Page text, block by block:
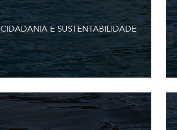
CIDADANIA E SUSTENTABILIDADE